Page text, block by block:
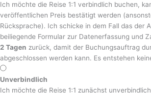
Ich möchte die Reise 1:1 verbindlich buchen,
veröffentlichen Preis bestätigt werden
Rücksprache). Ich schicke in dem Fall das der
beiliegende Formular zur Datenerfassung und
2 Tagen zurück, damit der Buchungsauftrag
abgeschlossen werden kann. Es entstehen
Unverbindlich
Ich möchte die Reise 1:1 zunächst